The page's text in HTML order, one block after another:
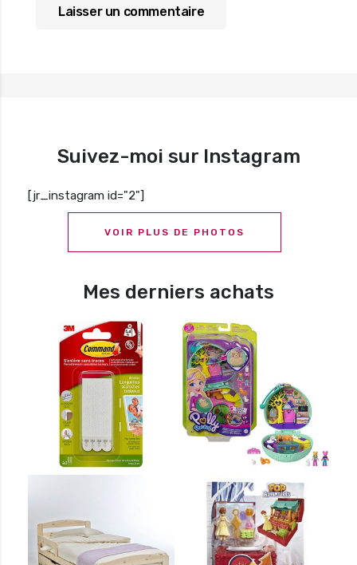
Suivez-moi sur Instagram
[jr_instagram id="2"]
VOIR PLUS DE PHOTOS
Mes derniers achats